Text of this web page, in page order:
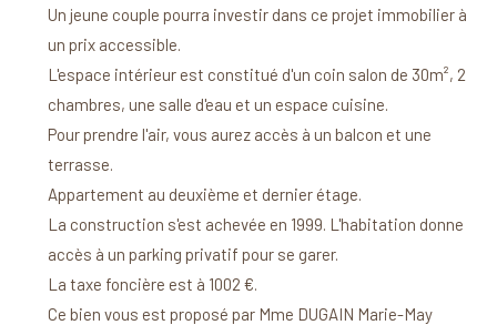
Un jeune couple pourra investir dans ce projet immobilier à
un prix accessible.
L'espace intérieur est constitué d'un coin salon de 30m², 2
chambres, une salle d'eau et un espace cuisine.
Pour prendre l'air, vous aurez accès à un balcon et une
terrasse.
Appartement au deuxième et dernier étage.
La construction s'est achevée en 1999. L'habitation donne
accès à un parking privatif pour se garer.
La taxe foncière est à 1002 €.
Ce bien vous est proposé par Mme DUGAIN Marie-May